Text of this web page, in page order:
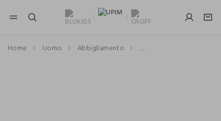
NAVIGATION.ARIA.GOTOMAINCONTENT
Home Uomo Abbigliamento Abbigliamento sportivo